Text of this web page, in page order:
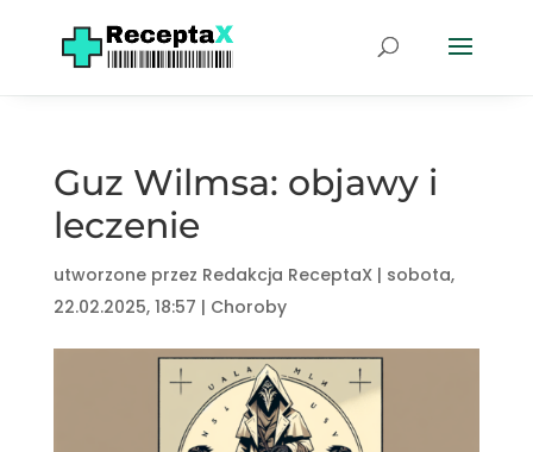
Guz Wilmsa: objawy i
leczenie
utworzone przez Redakcja ReceptaX| sobota,
22.02.2025, 18:57 | Choroby